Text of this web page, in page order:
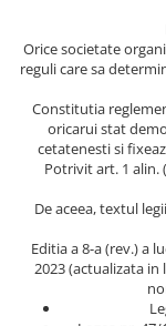
Medicină
Poezie
Politică/Geopolitică
Proză
Psihologie
Sociologie
Spiritualitate/
Sport
Stiinte/Educatie
Orice societate
reguli care sa
Constitutia
oricarui stat
cetatenesti si
Potrivit art. 1 alin.
De aceea, textul
Editia a 8-a (rev.) a
2023 (actualizata